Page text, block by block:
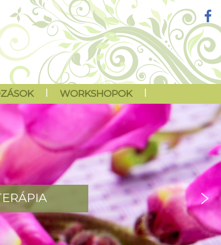
WORKSHOPOK